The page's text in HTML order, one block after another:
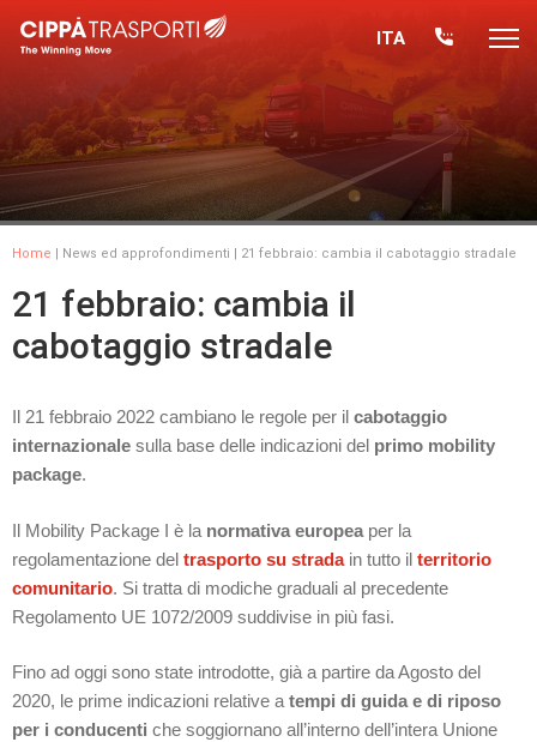
ITA
Home News ed approfondimenti | 21 febbraio: cambia il cabotaggio stradale
21 febbraio: cambia il
cabotaggio stradale
Il 21 febbraio 2022 cambiano le regole per il cabotaggio
internazionale sulla base delle indicazioni del primo mobility
package.
Il Mobility Package I è la normativa europea per la
regolamentazione del trasporto su stradain tutto il territorio
comunitario. Si tratta di modiche graduali al precedente
Regolamento UE 1072/2009 suddivise in più fasi.
Fino ad oggi sono state introdotte, già a partire da Agosto del
2020, le prime indicazioni relative a tempi di guida e di riposo
per i conducenti che soggiornano all’interno dell’intera Unione